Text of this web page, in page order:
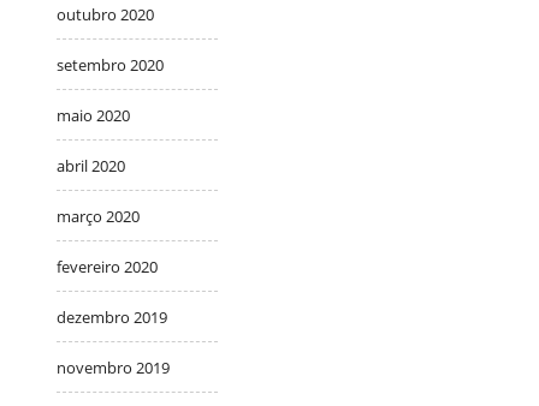
outubro 2020
setembro 2020
maio 2020
abril 2020
março 2020
fevereiro 2020
dezembro 2019
novembro 2019